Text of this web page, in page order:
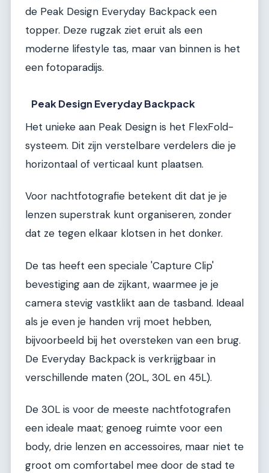
de Peak Design Everyday Backpack een
topper. Deze rugzak ziet eruit als een
moderne lifestyle tas, maar van binnen is het
een fotoparadijs.
Peak Design Everyday Backpack
Het unieke aan Peak Design is het FlexFold-
systeem. Dit zijn verstelbare verdelers die je
horizontaal of verticaal kunt plaatsen.
Voor nachtfotografie betekent dit dat je je
lenzen superstrak kunt organiseren, zonder
dat ze tegen elkaar klotsen in het donker.
De tas heeft een speciale 'Capture Clip'
bevestiging aan de zijkant, waarmee je je
camera stevig vastklikt aan de tasband. Ideaal
als je even je handen vrij moet hebben,
bijvoorbeeld bij het oversteken van een brug.
De Everyday Backpack is verkrijgbaar in
verschillende maten (20L, 30L en 45L).
De 30L is voor de meeste nachtfotografen
een ideale maat; genoeg ruimte voor een
body, drie lenzen en accessoires, maar niet te
groot om comfortabel mee door de stad te